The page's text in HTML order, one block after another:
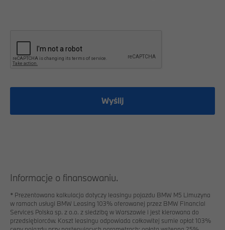
Wyślij
Informacje o finansowaniu.
* Prezentowana kalkulacja dotyczy leasingu pojazdu BMW M5 Limuzyna
w ramach usługi BMW Leasing 103% oferowanej przez BMW Financial
Services Polska sp. z o.o. z siedzibą w Warszawie i jest kierowana do
przedsiębiorców. Koszt leasingu odpowiada całkowitej sumie opłat 103%